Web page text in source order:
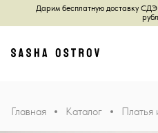
Дарим бесплатную доставку
Главная
Главная Каталог Платья